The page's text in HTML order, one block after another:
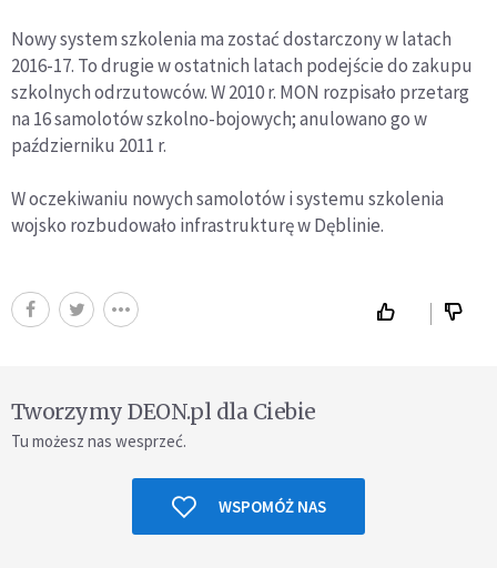
Nowy system szkolenia ma zostać dostarczony w latach
2016-17. To drugie w ostatnich latach podejście do zakupu
szkolnych odrzutowców. W 2010 r. MON rozpisało przetarg
na 16 samolotów szkolno-bojowych; anulowano go w
październiku 2011 r.
W oczekiwaniu nowych samolotów i systemu szkolenia
wojsko rozbudowało infrastrukturę w Dęblinie.
Tworzymy DEON.pl dla Ciebie
Tu możesz nas wesprzeć.
WSPOMÓŻ NAS